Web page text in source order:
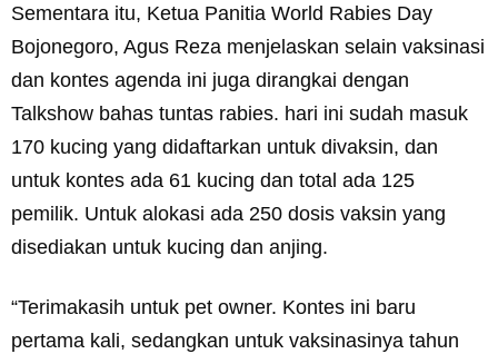
Sementara itu, Ketua Panitia World Rabies Day
Bojonegoro, Agus Reza menjelaskan selain vaksinasi
dan kontes agenda ini juga dirangkai dengan
Talkshow bahas tuntas rabies. hari ini sudah masuk
170 kucing yang didaftarkan untuk divaksin, dan
untuk kontes ada 61 kucing dan total ada 125
pemilik. Untuk alokasi ada 250 dosis vaksin yang
disediakan untuk kucing dan anjing.
“Terimakasih untuk pet owner. Kontes ini baru
pertama kali, sedangkan untuk vaksinasinya tahun